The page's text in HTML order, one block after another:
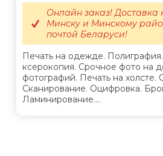
Печать на одежде.
ксерокопия. Срочное фото на
фотографий. Печать на холсте.
Сканирование. Оцифровка.
Ламинирование....
Онлайн заказ! Доставка
Минску и Минскому
почтой Беларуси!